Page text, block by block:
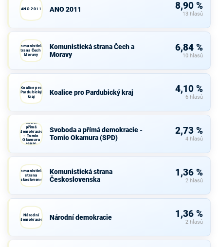
ANO 2011 ANO 2011 8,90 %
13 hlasů
Komunistická
strana Čech a
Moravy
Komunistická strana Čech a
Moravy
6,84 %
10 hlasů
Koalice pro
Pardubický
kraj
Koalice pro Pardubický kraj 4,10 %
6 hlasů
Svoboda a
přímá
demokracie
- Tomio
Okamura
(SPD)
Svoboda a přímá demokracie -
Tomio Okamura (SPD)
2,73 %
4 hlasů
Komunistická
strana
Československa
Komunistická strana
Československa
1,36 %
2 hlasů
Národní
demokracie
Národní demokracie 1,36 %
2 hlasů